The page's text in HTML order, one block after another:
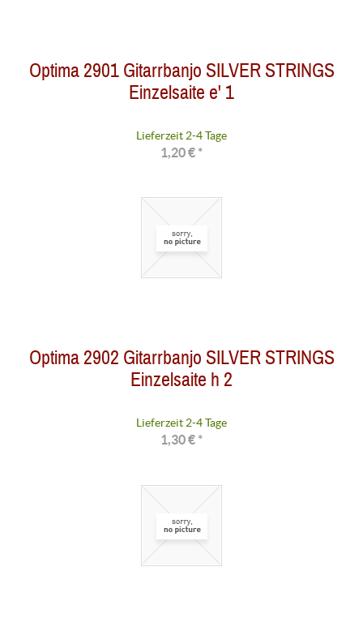
Optima 2901 Gitarrbanjo SILVER STRINGS
Einzelsaite e' 1
Lieferzeit 2-4 Tage
1,20 € *
Optima 2902 Gitarrbanjo SILVER STRINGS
Einzelsaite h 2
Lieferzeit 2-4 Tage
1,30 € *